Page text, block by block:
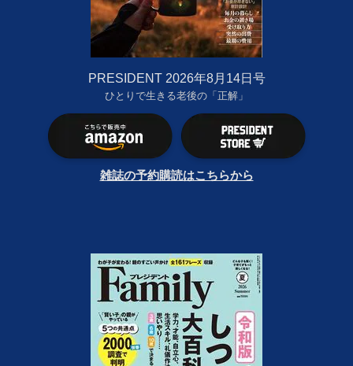
PRESIDENT 2026年8月14日号
ひとりで生きる老後の「正解」
雑誌の予約購読はこちらから